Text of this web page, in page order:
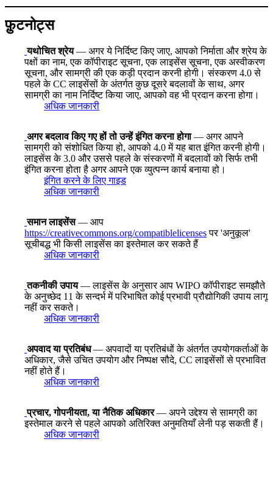
फ़ुटनोट्स
यथोचित श्रेय— अगर ये निर्दिष्ट किए जाए, आपको निर्माता और श्रेय के
पक्षों का नाम, एक कॉपीराइट सूचना, एक लाइसेंस सूचना, एक अस्वीकरण
सूचना, और सामग्री की एक कड़ी प्रदान करनी होगी। संस्करण 4.0 से
पहले के CC लाइसेंसों के अंतर्गत कुछ दूसरे बदलावों के साथ, अगर
सामग्री का नाम निर्दिष्ट किया जाए, आपको वह भी प्रदान करना होगा।
अधिक जानकारी
अगर बदलाव किए गए हों तो उन्हें इंगित करना होगा— अगर आपने
सामग्री को संशोधित किया हो, आपको 4.0 में यह बात इंगित करनी होगी।
लाइसेंस के 3.0 और उससे पहले के संस्करणों में बदलावों को सिर्फ तभी
इंगित करना होता है अगर आपने एक व्युत्पन्न कार्य बनाया हो।
इंगित करने के लिए गाइड
अधिक जानकारी
समान लाइसेंस— आप
https://creativecommons.org/compatiblelicensesपर 'अनुकूल'
सूचीबद्ध भी किसी लाइसेंस का इस्तेमाल कर सकते हैं
अधिक जानकारी
तकनीकी उपाय— लाइसेंस के अनुसार आप WIPO कॉपीराइट समझौते
के अनुच्छेद 11 के सन्दर्भ में परिभाषित कोई प्रभावी प्रौद्योगिकी उपाय लागू
नहीं कर सकते।
अधिक जानकारी
अपवाद या प्रतिबंध— अपवादों या प्रतिबंधों के अंतर्गत उपयोगकर्ताओं के
अधिकार, जैसे उचित उपयोग और निष्पक्ष सौदे, CC लाइसेंसों से प्रभावित
नहीं होते हैं।
अधिक जानकारी
प्रचार, गोपनीयता, या नैतिक अधिकार— अपने उद्देश्य से सामग्री का
इस्तेमाल करने से पहले आपको अतिरिक्त अनुमतियाँ लेनी पड़ सकती हैं।
अधिक जानकारी